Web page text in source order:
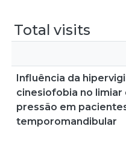
Total visits
Influência da
cinesiofobia no limiar
pressão em
temporomandibular